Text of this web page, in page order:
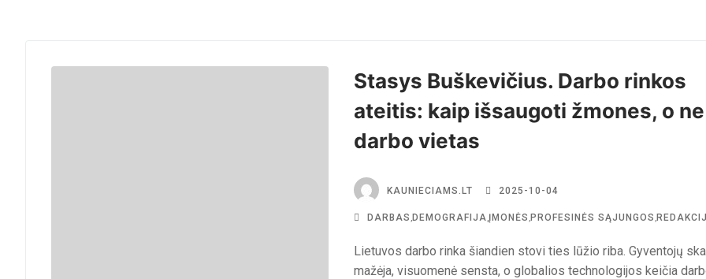
Stasys Buškevičius. Darbo rinkos
ateitis: kaip išsaugoti žmones, o
darbo vietas
KAUNIECIAMS.LT 2025-10-04
DARBAS ,DEMOGRAFIJA,ĮMONĖS ,PROFESINĖS SĄJUNGOS ,
Lietuvos darbo rinka šiandien stovi ties lūžio riba. Gyventojų
mažėja, visuomenė sensta, o globalios technologijos keičia